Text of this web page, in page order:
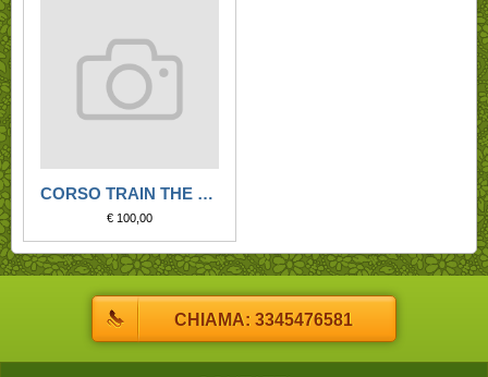
CORSO TRAIN THE BRAIN
€ 100,00
CHIAMA: 3345476581